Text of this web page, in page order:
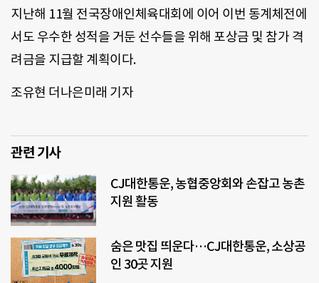
지난해 11월 전국장애인체육대회에 이어 이번 동계체전에
서도 우수한 성적을 거둔 선수들을 위해 포상금 및 참가 격
려금을 지급할 계획이다.
조유현 더나은미래 기자
관련 기사
CJ대한통운, 농협중앙회와 손잡고 농촌
지원 활동
숨은 맛집 띄운다…CJ대한통운, 소상공
인 30곳 지원